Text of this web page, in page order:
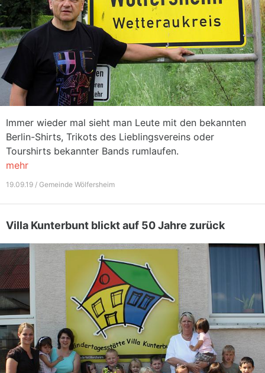
Immer wieder mal sieht man Leute mit den bekannten
Berlin-Shirts, Trikots des Lieblingsvereins oder
Tourshirts bekannter Bands rumlaufen.
mehr
19.09.19 / Gemeinde Wölfersheim
Villa Kunterbunt blickt auf 50 Jahre zurück